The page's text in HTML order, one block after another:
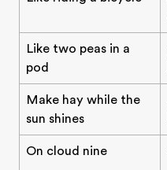
Like two peas in a
pod
Make hay while the
sun shines
On cloud nine